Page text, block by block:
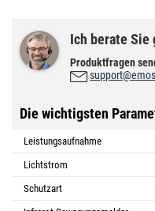
Ich berate Sie
Produktfragen
Die wichtigsten
Leistungsaufnahme
Lichtstrom
Schutzart